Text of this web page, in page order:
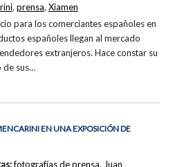
para los comerciantes españoles en
españoles llegan al mercado
extranjeros. Hace constar su
de sus…
, prensa, Xiamen
EN UNA EXPOSICIÓN DE
fotografías de prensa, Juan